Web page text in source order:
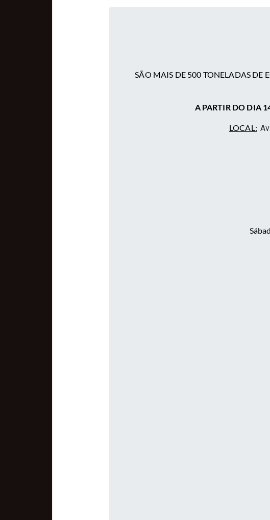
SÃO MAIS DE 500 TONELADAS DE
A PARTIR DO DIA
LOCAL: